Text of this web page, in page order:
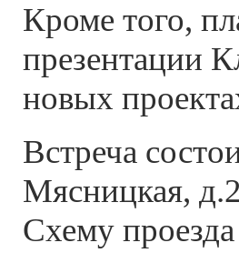
Кроме того,
презентации
новых
Встреча
Мясницкая,
Схему